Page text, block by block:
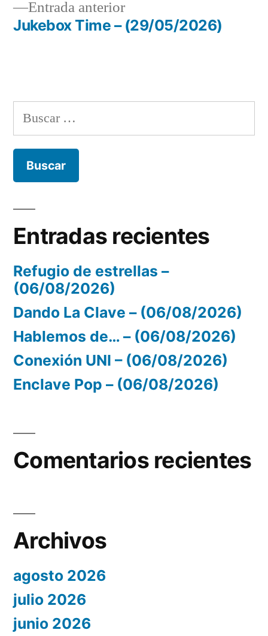
deEntrada anteriorEntrada
anterior:
Jukebox Time – (29/05/2026)
Buscar:
Entradas recientes
Refugio de estrellas –
(06/08/2026)
Dando La Clave – (06/08/2026)
Hablemos de… – (06/08/2026)
Conexión UNI – (06/08/2026)
Enclave Pop – (06/08/2026)
Comentarios recientes
Archivos
agosto 2026
julio 2026
junio 2026